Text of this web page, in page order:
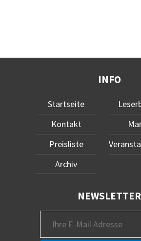
INFO
Startseite
Kontakt
Preisliste
Archiv
NEWSLETTER